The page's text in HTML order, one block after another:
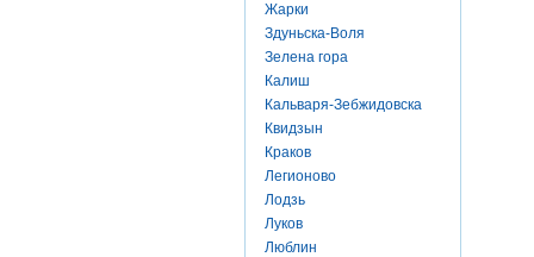
Жарки
Здуньска-Воля
Зелена гора
Калиш
Кальваря-Зебжидовска
Квидзын
Краков
Легионово
Лодзь
Луков
Люблин